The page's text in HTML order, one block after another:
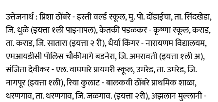
उत्तेजनार्थ : प्रिशा ठोंबरे - हस्ती वर्ल्ड स्कूल, मु. पो. दोंडाईचा, ता. सिंदखेडा,
जि. धुळे (इयत्ता १ली पाइनापल), केतकी पडळकर - कृष्णा स्कूल, कराड,
ता. कराड, जि. सातारा (इयत्ता २ री), धैर्या किंगर - नारायणम विद्यालयम,
एमआयडीसी पोलिस चौकीमागे बडनेरा, जि. अमरावती (इयत्ता १ली अ),
संजिता देवीकर - एल. वाघमारे प्रायमरी स्कूल, उमरेड, ता. उमरेड, जि.
नागपूर (इयत्ता १ली), रिया कुलाट - बालकवी ठोंबरे प्राथमिक शाळा,
धरणगाव, ता. धरणगाव, जि. जळगाव. (इयत्ता २री), अझलान मुल्लानी -